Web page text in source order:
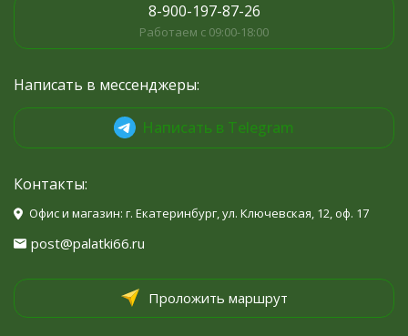
8-900-197-87-26
Работаем с 09:00-18:00
Написать в мессенджеры:
Написать в Telegram
Контакты:
Офис и магазин: г. Екатеринбург, ул. Ключевская, 12, оф. 17
post@palatki66.ru
Проложить маршрут